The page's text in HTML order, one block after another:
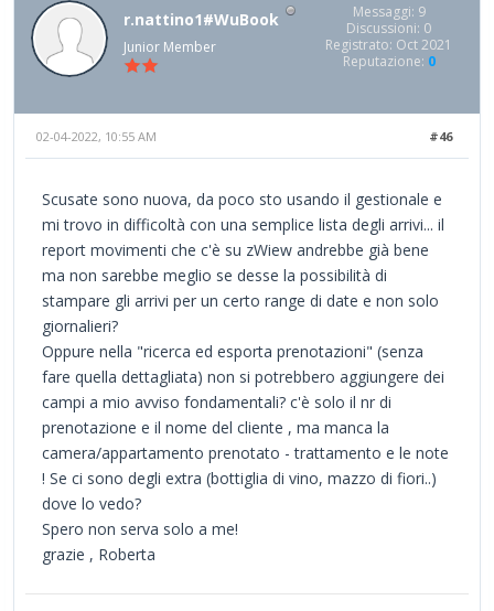
r.nattino1#WuBook
Junior Member
Messaggi: 9
Discussioni: 0
Registrato: Oct 2021
Reputazione: 0
#46
02-04-2022, 10:55 AM
Scusate sono nuova, da poco sto usando il gestionale e
mi trovo in difficoltà con una semplice lista degli arrivi... il
report movimenti che c'è su zWiew andrebbe già bene
ma non sarebbe meglio se desse la possibilità di
stampare gli arrivi per un certo range di date e non solo
giornalieri?
Oppure nella "ricerca ed esporta prenotazioni" (senza
fare quella dettagliata) non si potrebbero aggiungere dei
campi a mio avviso fondamentali? c'è solo il nr di
prenotazione e il nome del cliente , ma manca la
camera/appartamento prenotato - trattamento e le note
! Se ci sono degli extra (bottiglia di vino, mazzo di fiori..)
dove lo vedo?
Spero non serva solo a me!
grazie , Roberta